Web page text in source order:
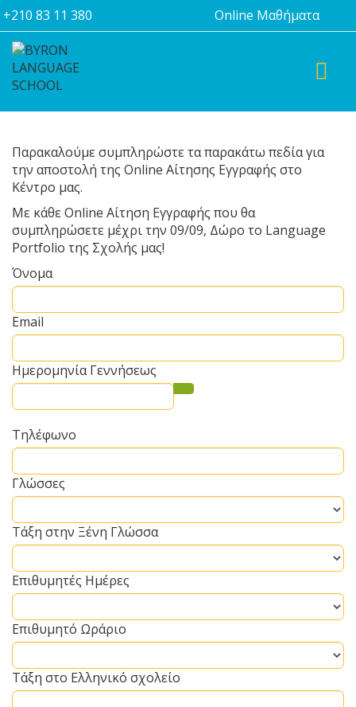
+210 83 11 380 Online Μαθήματα
Παρακαλούμε συμπληρώστε τα παρακάτω πεδία για
την αποστολή της Online Αίτησης Εγγραφής στο
Κέντρο μας.
Με κάθε Online Αίτηση Εγγραφής που θα
συμπληρώσετε μέχρι την 09/09, Δώρο το Language
Portfolio της Σχολής μας!
Όνομα
Email
Ημερομηνία Γεννήσεως
Τηλέφωνο
Γλώσσες
Τάξη στην Ξένη Γλώσσα
Επιθυμητές Ημέρες
Επιθυμητό Ωράριο
Τάξη στο Ελληνικό σχολείο